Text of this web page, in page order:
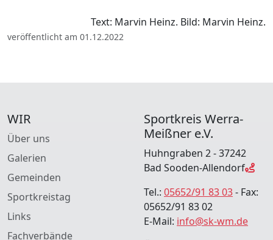
Text: Marvin Heinz. Bild: Marvin Heinz.
veröffentlicht am 01.12.2022
WIR
Über uns
Galerien
Gemeinden
Sportkreistag
Links
Fachverbände
Sportkreis Werra-
Meißner e.V.
Huhngraben 2 - 37242
Bad Sooden-Allendorf
Tel.: 05652/91 83 03- Fax:
05652/91 83 02
E-Mail: info@sk-wm.de